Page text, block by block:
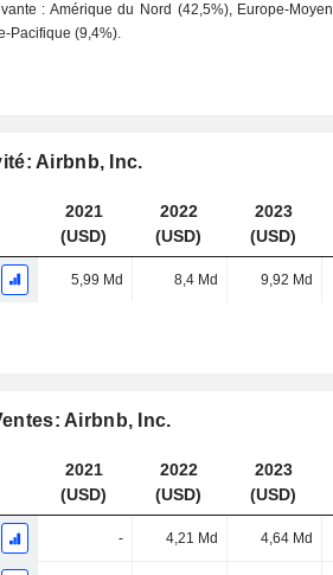
: Amérique du Nord (42,5%), Europe-
Pacifique (9,4%).
Airbnb, Inc.
2021
(USD)
2022
(USD)
2023
(USD)
5,99 Md 8,4 Md 9,92 Md
Airbnb, Inc.
2021
(USD)
2022
(USD)
2023
(USD)
- 4,21 Md 4,64 Md